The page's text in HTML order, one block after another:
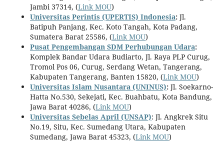
Jambi 37314, (Link MOU)
Universitas Perintis (UPERTIS) Indonesia:Jl.
Batipuh Panjang, Kec. Koto Tangah, Kota Padang,
Sumatera Barat 25586, (Link MOU)
Pusat Pengembangan SDM Perhubungan Udara:
Komplek Bandar Udara Budiarto, Jl. Raya PLP Curug,
Tromol Pos 06, Curug, Serdang Wetan, Tangerang,
Kabupaten Tangerang, Banten 15820, (Link MOU)
Universitas Islam Nusantara (UNINUS):Jl. Soekarno-
Hatta No.530, Sekejati, Kec. Buahbatu, Kota Bandung,
Jawa Barat 40286, (Link MOU)
Universitas Sebelas April (UNSAP): Jl. Angkrek Situ
No.19, Situ, Kec. Sumedang Utara, Kabupaten
Sumedang, Jawa Barat 45323, (Link MOU)